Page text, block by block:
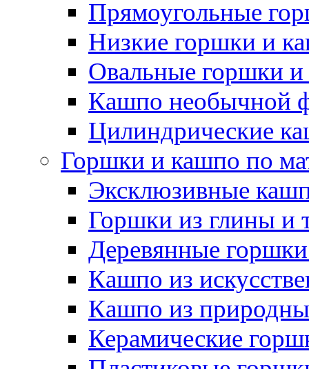
Прямоугольные
Низкие горшки и
Овальные горшки
Кашпо необычной
Цилиндрические
Горшки и кашпо по
Эксклюзивные
Горшки из глины и
Деревянные
Кашпо из
Кашпо из
Керамические